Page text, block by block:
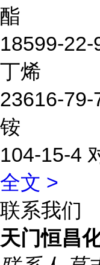
酯
18599-22-
丁烯
23616-79-
铵
104-15-4
全文 >
联系我们
天门恒昌